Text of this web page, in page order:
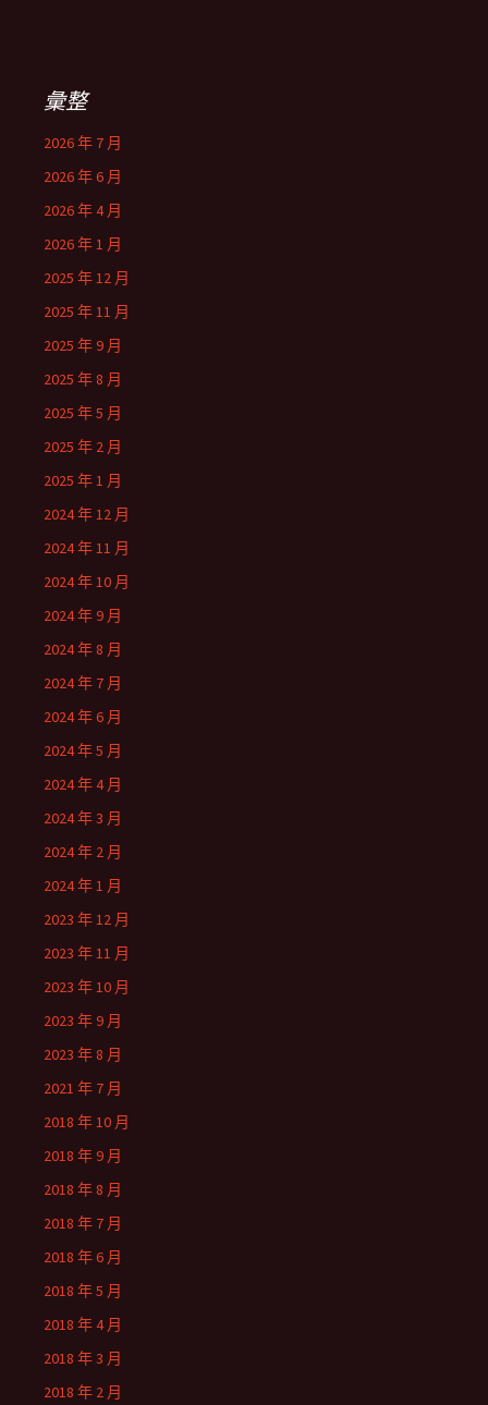
彙整
2026 年 7 月
2026 年 6 月
2026 年 4 月
2026 年 1 月
2025 年 12 月
2025 年 11 月
2025 年 9 月
2025 年 8 月
2025 年 5 月
2025 年 2 月
2025 年 1 月
2024 年 12 月
2024 年 11 月
2024 年 10 月
2024 年 9 月
2024 年 8 月
2024 年 7 月
2024 年 6 月
2024 年 5 月
2024 年 4 月
2024 年 3 月
2024 年 2 月
2024 年 1 月
2023 年 12 月
2023 年 11 月
2023 年 10 月
2023 年 9 月
2023 年 8 月
2021 年 7 月
2018 年 10 月
2018 年 9 月
2018 年 8 月
2018 年 7 月
2018 年 6 月
2018 年 5 月
2018 年 4 月
2018 年 3 月
2018 年 2 月